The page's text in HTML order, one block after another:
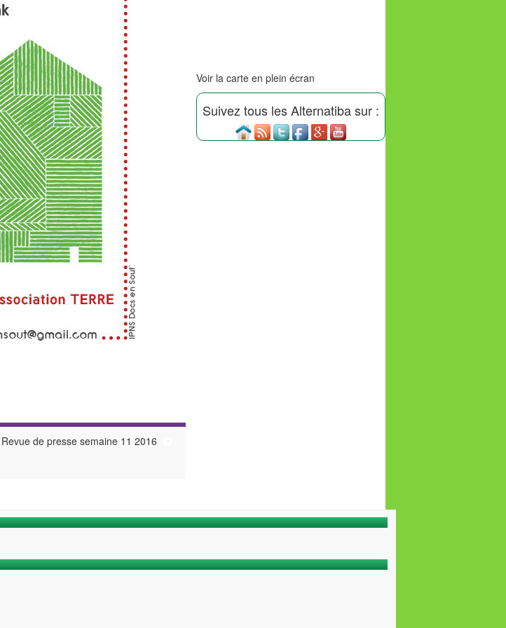
Revue de presse semaine 11 2016
Voir la carte en plein écran
Suivez tous les Alternatiba sur :